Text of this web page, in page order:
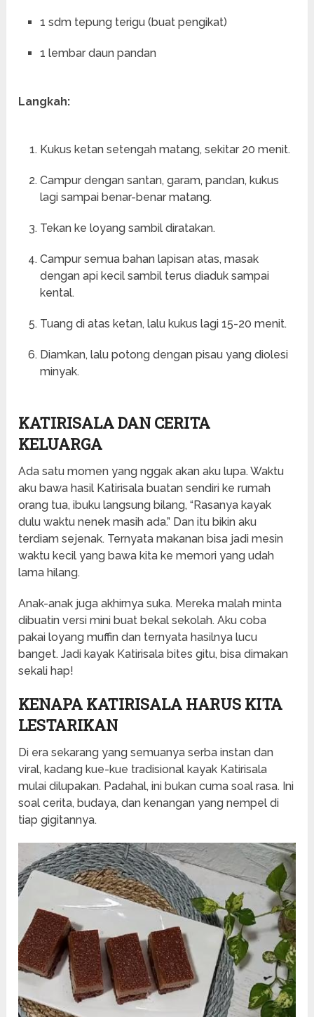
1 sdm tepung terigu (buat pengikat)
1 lembar daun pandan
Langkah:
Kukus ketan setengah matang, sekitar 20 menit.
Campur dengan santan, garam, pandan, kukus
lagi sampai benar-benar matang.
Tekan ke loyang sambil diratakan.
Campur semua bahan lapisan atas, masak
dengan api kecil sambil terus diaduk sampai
kental.
Tuang di atas ketan, lalu kukus lagi 15-20 menit.
Diamkan, lalu potong dengan pisau yang diolesi
minyak.
KATIRISALA DAN CERITA
KELUARGA
Ada satu momen yang nggak akan aku lupa. Waktu
aku bawa hasil Katirisala buatan sendiri ke rumah
orang tua, ibuku langsung bilang, “Rasanya kayak
dulu waktu nenek masih ada.” Dan itu bikin aku
terdiam sejenak. Ternyata makanan bisa jadi mesin
waktu kecil yang bawa kita ke memori yang udah
lama hilang.
Anak-anak juga akhirnya suka. Mereka malah minta
dibuatin versi mini buat bekal sekolah. Aku coba
pakai loyang muffin dan ternyata hasilnya lucu
banget. Jadi kayak Katirisala bites gitu, bisa dimakan
sekali hap!
KENAPA KATIRISALA HARUS KITA
LESTARIKAN
Di era sekarang yang semuanya serba instan dan
viral, kadang kue-kue tradisional kayak Katirisala
mulai dilupakan. Padahal, ini bukan cuma soal rasa. Ini
soal cerita, budaya, dan kenangan yang nempel di
tiap gigitannya.